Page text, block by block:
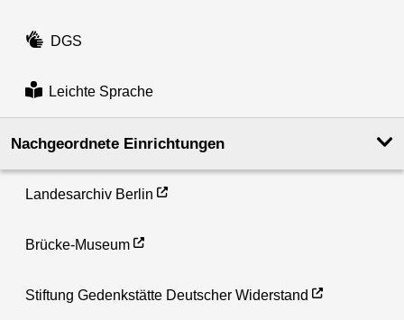
DGS
Leichte Sprache
Nachgeordnete Einrichtungen
Landesarchiv Berlin
Brücke-Museum
Stiftung Gedenkstätte Deutscher Widerstand